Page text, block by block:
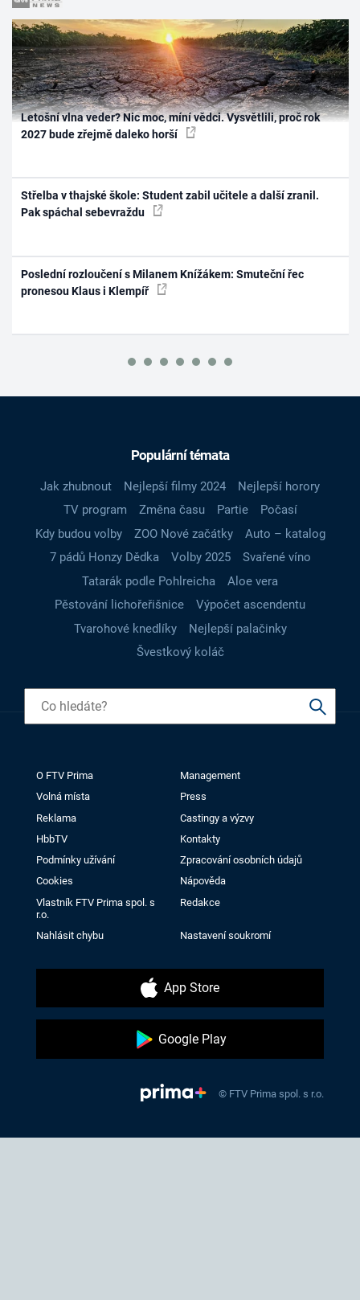
Letošní vlna veder? Nic moc, míní vědci. Vysvětlili, proč rok
2027 bude zřejmě daleko horší
Střelba v thajské škole: Student zabil učitele a další zranil.
Pak spáchal sebevraždu
Poslední rozloučení s Milanem Knížákem: Smuteční řec
pronesou Klaus i Klempíř
Populární témata
Jak zhubnout Nejlepší filmy 2024
Nejlepší horory
TV program
Změna času Partie
Počasí
Kdy budou volby
ZOO Nové začátky
Auto – katalog
7 pádů Honzy Dědka
Volby 2025
Svařené víno
Tatarák podle Pohlreicha
Aloe vera
Pěstování lichořeřišnice
Výpočet ascendentu
Tvarohové knedlíky
Nejlepší palačinky
Švestkový koláč
O FTV Prima
Management
Volná místa
Press
Reklama
Castingy a výzvy
HbbTV
Kontakty
Podmínky užívání
Zpracování osobních údajů
Cookies
Nápověda
Vlastník FTV Prima spol. s
r.o.
Redakce
Nahlásit chybu Nastavení soukromí
App Store
Google Play
© FTV Prima spol. s r.o.